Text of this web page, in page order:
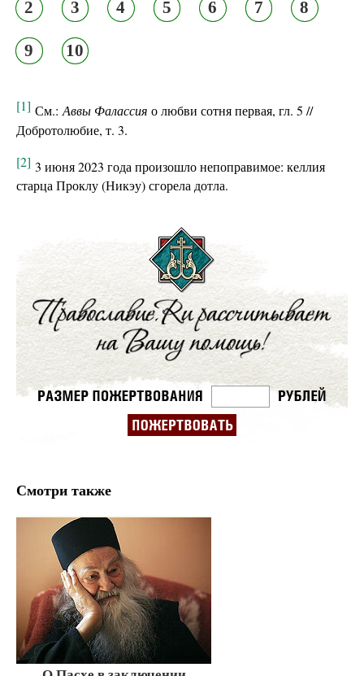
2 3 4 5 6 7 8
9 10
[1] См.:Аввы Фалассия о любви сотня первая, гл. 5 //
Добротолюбие, т. 3.
[2] 3 июня 2023 года произошло непоправимое: келлия
старца Проклу (Никэу) сгорела дотла.
Смотри также